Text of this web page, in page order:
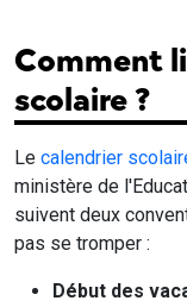
Comment
scolaire ?
Le calendrier
ministère de
suivent deux
pas se tromper :
Début des